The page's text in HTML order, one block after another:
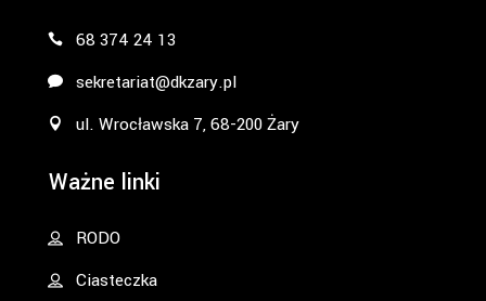
68 374 24 13
sekretariat@dkzary.pl
ul. Wrocławska 7, 68-200 Żary
Ważne linki
RODO
Ciasteczka